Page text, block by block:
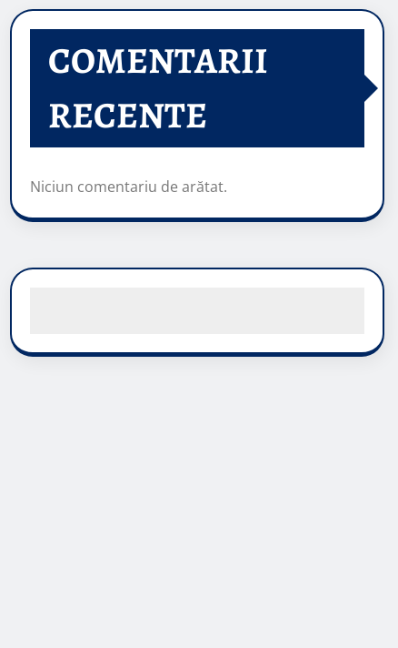
COMENTARII
RECENTE
Niciun comentariu de arătat.